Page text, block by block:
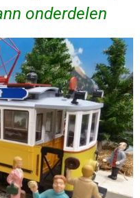
onderdelen